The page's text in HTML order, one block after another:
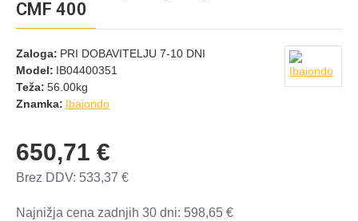
CMF 400
Zaloga: PRI DOBAVITELJU 7-10 DNI
Model: IB04400351
Teža: 56.00kg
Znamka: Ibaiondo
650,71 €
Brez DDV: 533,37 €
Najnižja cena zadnjih 30 dni: 598,65 €